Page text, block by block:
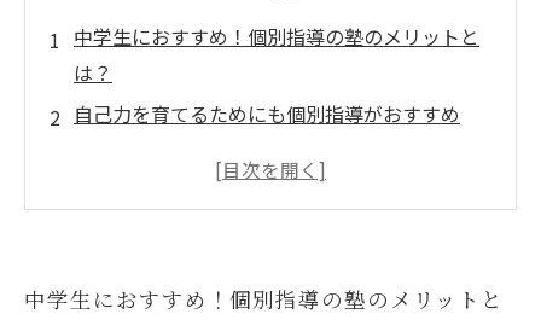
中学生におすすめ！個別指導の塾のメリットと
は？
自己力を育てるためにも個別指導がおすすめ
一人ひとりに合った学習プランで成績アップを
中学生におすすめ！個別指導の塾のメリットと